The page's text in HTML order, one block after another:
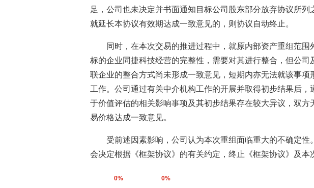
足，公司也未决定并书面通知目标公司股东部分放弃协议所列
就延长本协议有效期达成一致意见的，则协议自动终止。
同时，在本次交易的推进过程中，就原内部资产重组范围
标的企业同捷科技经营的完整性，需要对其进行整合，但公司
联企业的整合方式尚未形成一致意见，短期内亦无法就该事项
工作。公司通过有关中介机构工作的开展并取得初步结果后，
于价值评估的相关影响事项及其初步结果存在较大异议，双方
易价格达成一致意见。
受前述因素影响，公司认为本次重组面临重大的不确定性
会决定根据《框架协议》的有关约定，终止《框架协议》及本
0% 0%